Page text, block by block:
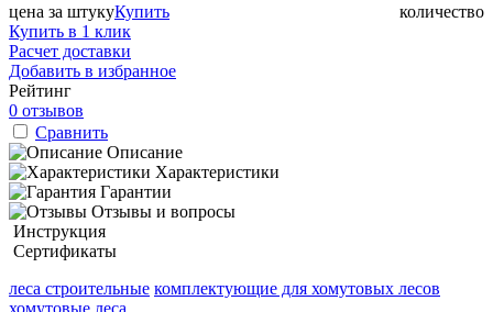
цена за штуку количество
Купить
Купить в 1 клик
Расчет доставки
Добавить в избранное
Рейтинг
0 отзывов
Сравнить
Описание
Характеристики
Гарантии
Отзывы и вопросы
Инструкция
Сертификаты
леса строительные комплектующие для хомутовых лесов
хомутовые леса